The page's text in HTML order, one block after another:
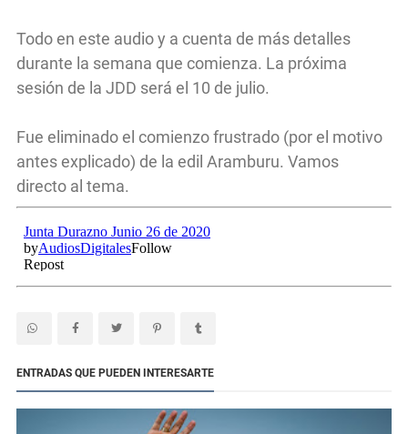
Todo en este audio y a cuenta de más detalles
durante la semana que comienza. La próxima
sesión de la JDD será el 10 de julio.
Fue eliminado el comienzo frustrado (por el motivo
antes explicado) de la edil Aramburu. Vamos
directo al tema.
ENTRADAS QUE PUEDEN INTERESARTE